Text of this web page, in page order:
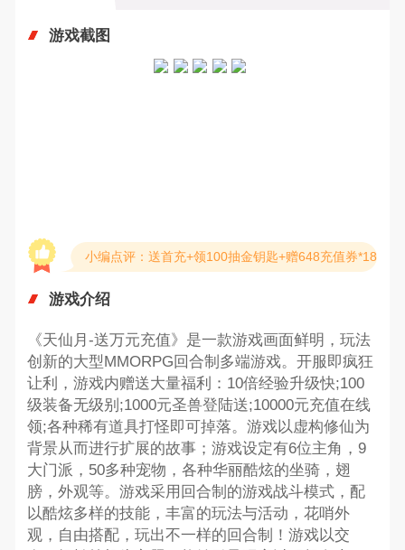
游戏截图
小编点评：送首充+领100抽金钥匙+赠648充值券*18
游戏介绍
《天仙月-送万元充值》是一款游戏画面鲜明，玩法
创新的大型MMORPG回合制多端游戏。开服即疯狂
让利，游戏内赠送大量福利：10倍经验升级快;100
级装备无级别;1000元圣兽登陆送;10000元充值在线
领;各种稀有道具打怪即可掉落。游戏以虚构修仙为
背景从而进行扩展的故事；游戏设定有6位主角，9
大门派，50多种宠物，各种华丽酷炫的坐骑，翅
膀，外观等。游戏采用回合制的游戏战斗模式，配
以酷炫多样的技能，丰富的玩法与活动，花哨外
观，自由搭配，玩出不一样的回合制！游戏以交